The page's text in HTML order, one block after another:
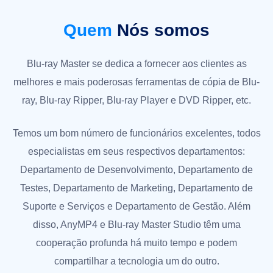
Quem Nós somos
Blu-ray Master se dedica a fornecer aos clientes as
melhores e mais poderosas ferramentas de cópia de Blu-
ray, Blu-ray Ripper, Blu-ray Player e DVD Ripper, etc.
Temos um bom número de funcionários excelentes, todos
especialistas em seus respectivos departamentos:
Departamento de Desenvolvimento, Departamento de
Testes, Departamento de Marketing, Departamento de
Suporte e Serviços e Departamento de Gestão. Além
disso, AnyMP4 e Blu-ray Master Studio têm uma
cooperação profunda há muito tempo e podem
compartilhar a tecnologia um do outro.